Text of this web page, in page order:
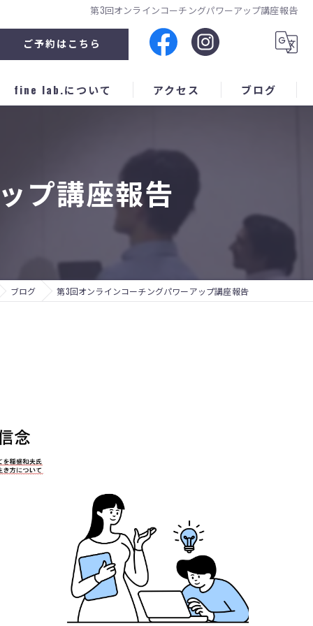
第3回オンラインコーチングパワーアップ講座報告
ご予約はこちら
fine lab.について
スポーツ
アクセス ブログ
プ講座報告
ブログ 第3回オンラインコーチングパワーアップ講座報告